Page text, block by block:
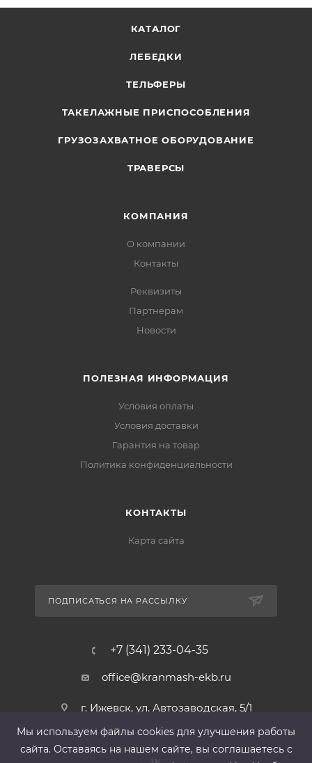
КАТАЛОГ
ЛЕБЕДКИ
ТЕЛЬФЕРЫ
ТАКЕЛАЖНЫЕ ПРИСПОСОБЛЕНИЯ
ГРУЗОЗАХВАТНОЕ ОБОРУДОВАНИЕ
ТРАВЕРСЫ
КОМПАНИЯ
О компании
Контакты
Реквизиты
Партнерам
Новости
ПОЛЕЗНАЯ ИНФОРМАЦИЯ
Условия оплаты
Условия доставки
Гарантия на товар
Политика конфиденциальности
КОНТАКТЫ
Карта сайта
ПОДПИСАТЬСЯ НА РАССЫЛКУ
+7 (341) 233-04-35
office@kranmash-ekb.ru
г. Ижевск, ул. Автозаводская, 5/1
Мы используем файлы cооkies для улучшения работы
сайта. Оставаясь на нашем сайте, вы соглашаетесь с